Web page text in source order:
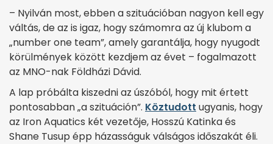
– Nyilván most, ebben a szituációban nagyon kell egy
váltás, de az is igaz, hogy számomra az új klubom a
„number one team”, amely garantálja, hogy nyugodt
körülmények között kezdjem az évet – fogalmazott
az MNO-nak Földházi Dávid.
A lap próbálta kiszedni az úszóból, hogy mit értett
pontosabban „a szituáción”. Köztudott ugyanis, hogy
az Iron Aquatics két vezetője, Hosszú Katinka és
Shane Tusup épp házasságuk válságos időszakát éli.